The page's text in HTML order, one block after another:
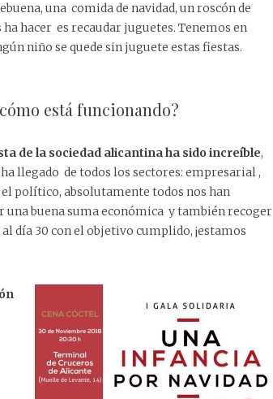
una comida de navidad, un roscón de
hacer es recaudar juguetes. Tenemos en
niño se quede sin juguete estas fiestas.
está funcionando?
de la sociedad alicantina ha sido increíble,
llegado de todos los sectores: empresarial ,
político, absolutamente todos nos han
una buena suma económica y también recoger
día 30 con el objetivo cumplido, ¡estamos